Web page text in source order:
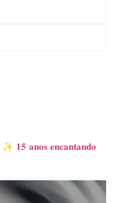
✨ 𝟏𝟓 𝐚𝐧𝐨𝐬 𝐞𝐧𝐜𝐚𝐧𝐭𝐚𝐧𝐝𝐨